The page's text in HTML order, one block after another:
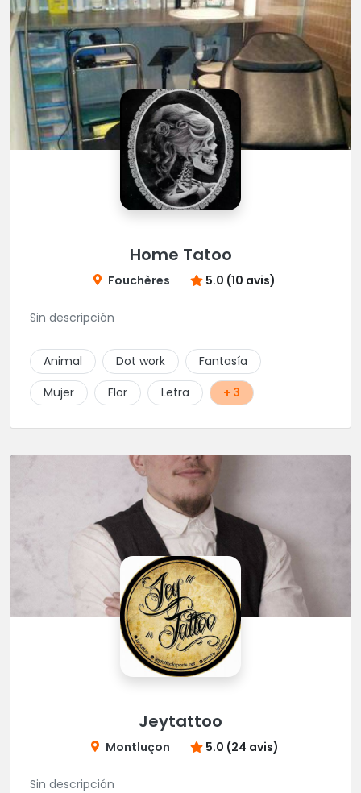
Home Tatoo
Fouchères 5.0 (10 avis)
Sin descripción
Animal Dot work
Fantasía
Mujer
Flor Letra + 3
Jeytattoo
Montluçon 5.0 (24 avis)
Sin descripción